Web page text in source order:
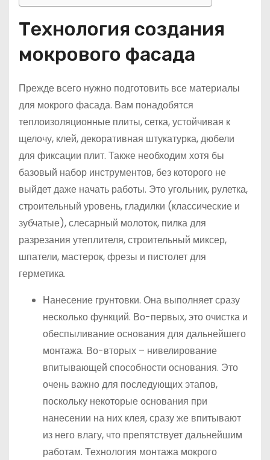
Технология создания
мокрового фасада
Прежде всего нужно подготовить все материалы
для мокрого фасада. Вам понадобятся
теплоизоляционные плиты, сетка, устойчивая к
щелочу, клей, декоративная штукатурка, дюбели
для фиксации плит. Также необходим хотя бы
базовый набор инструментов, без которого не
выйдет даже начать работы. Это угольник, рулетка,
строительный уровень, гладилки (классические и
зубчатые), слесарный молоток, пилка для
разрезания утеплителя, строительный миксер,
шпатели, мастерок, фрезы и пистолет для
герметика.
Нанесение грунтовки. Она выполняет сразу
несколько функций. Во-первых, это очистка и
обеспыливание основания для дальнейшего
монтажа. Во-вторых – нивелирование
впитывающей способности основания. Это
очень важно для последующих этапов,
поскольку некоторые основания при
нанесении на них клея, сразу же впитывают
из него влагу, что препятствует дальнейшим
работам. Технология монтажа мокрого